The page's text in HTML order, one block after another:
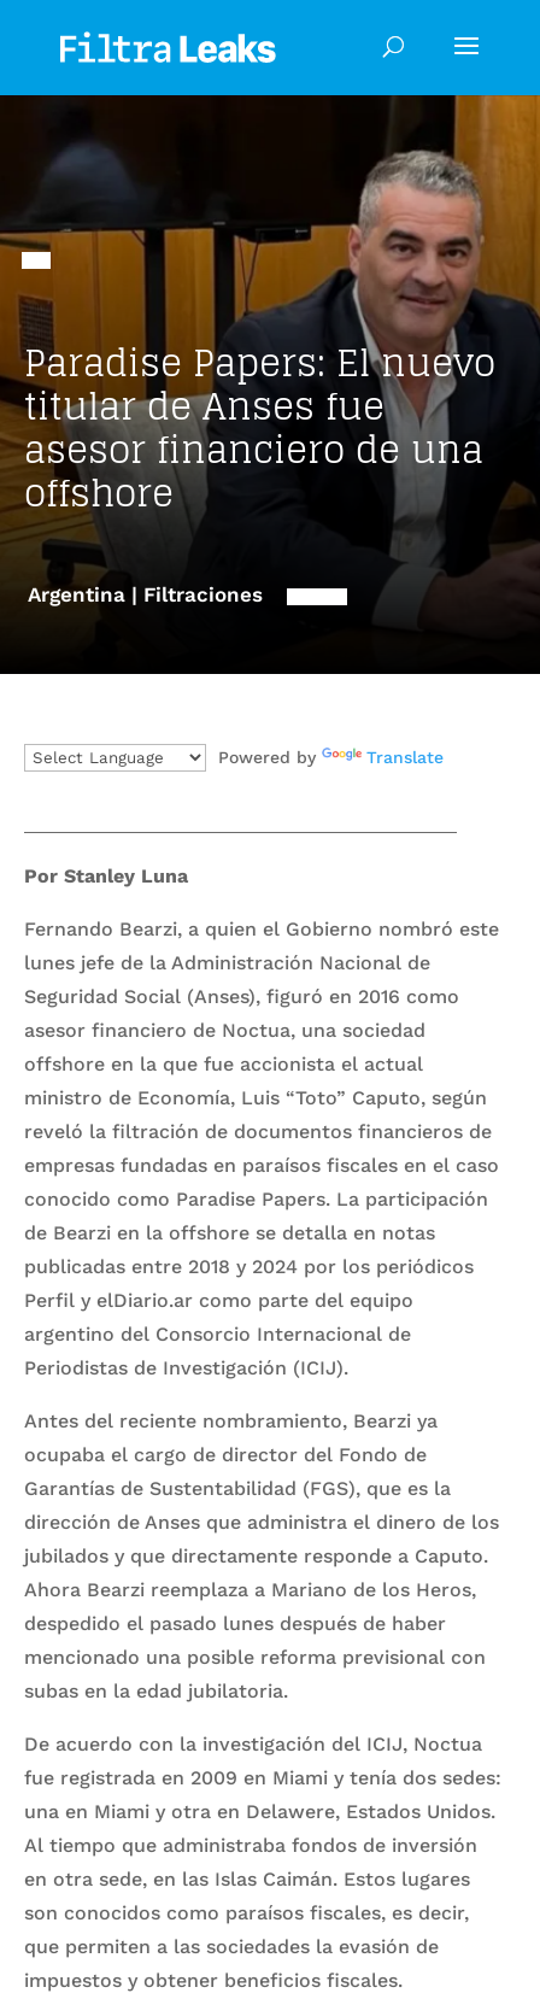
Paradise Papers: El nuevo
titular de Anses fue
asesor financiero de una
offshore
Argentina | Filtraciones
Powered by Translate
Por Stanley Luna
Fernando Bearzi, a quien el Gobierno nombró este
lunes jefe de la Administración Nacional de
Seguridad Social (Anses), figuró en 2016 como
asesor financiero de Noctua, una sociedad
offshore en la que fue accionista el actual
ministro de Economía, Luis “Toto” Caputo, según
reveló la filtración de documentos financieros de
empresas fundadas en paraísos fiscales en el caso
conocido como Paradise Papers. La participación
de Bearzi en la offshore se detalla en notas
publicadas entre 2018 y 2024 por los periódicos
Perfil y elDiario.ar como parte del equipo
argentino del Consorcio Internacional de
Periodistas de Investigación (ICIJ).
Antes del reciente nombramiento, Bearzi ya
ocupaba el cargo de director del Fondo de
Garantías de Sustentabilidad (FGS), que es la
dirección de Anses que administra el dinero de los
jubilados y que directamente responde a Caputo.
Ahora Bearzi reemplaza a Mariano de los Heros,
despedido el pasado lunes después de haber
mencionado una posible reforma previsional con
subas en la edad jubilatoria.
De acuerdo con la investigación del ICIJ, Noctua
fue registrada en 2009 en Miami y tenía dos sedes:
una en Miami y otra en Delawere, Estados Unidos.
Al tiempo que administraba fondos de inversión
en otra sede, en las Islas Caimán. Estos lugares
son conocidos como paraísos fiscales, es decir,
que permiten a las sociedades la evasión de
impuestos y obtener beneficios fiscales.